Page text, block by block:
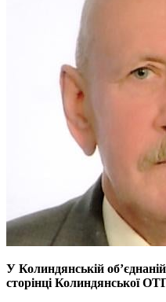
У Колиндянській
сторінці Колиндянської